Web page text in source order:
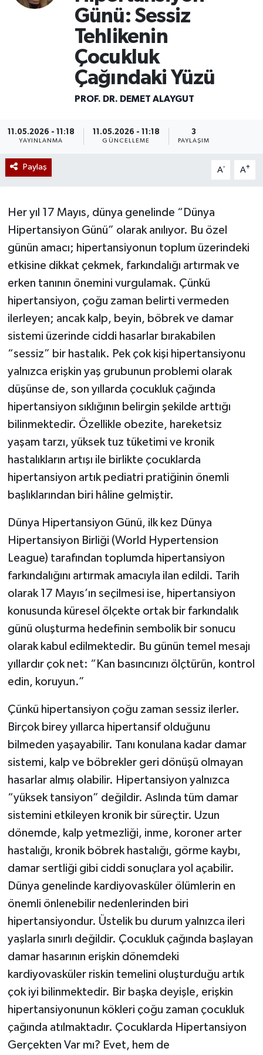
Günü: Sessiz
Tehlikenin
Çocukluk
Çağındaki Yüzü
PROF. DR. DEMET ALAYGUT
11.05.2026 - 11:18
YAYINLANMA
11.05.2026 - 11:18
GÜNCELLEME
3
PAYLAŞIM
Paylaş A- A+
Her yıl 17 Mayıs, dünya genelinde “Dünya
Hipertansiyon Günü” olarak anılıyor. Bu özel
günün amacı; hipertansiyonun toplum üzerindeki
etkisine dikkat çekmek, farkındalığı artırmak ve
erken tanının önemini vurgulamak. Çünkü
hipertansiyon, çoğu zaman belirti vermeden
ilerleyen; ancak kalp, beyin, böbrek ve damar
sistemi üzerinde ciddi hasarlar bırakabilen
“sessiz” bir hastalık. Pek çok kişi hipertansiyonu
yalnızca erişkin yaş grubunun problemi olarak
düşünse de, son yıllarda çocukluk çağında
hipertansiyon sıklığının belirgin şekilde arttığı
bilinmektedir. Özellikle obezite, hareketsiz
yaşam tarzı, yüksek tuz tüketimi ve kronik
hastalıkların artışı ile birlikte çocuklarda
hipertansiyon artık pediatri pratiğinin önemli
başlıklarından biri hâline gelmiştir.
Dünya Hipertansiyon Günü, ilk kez Dünya
Hipertansiyon Birliği (World Hypertension
League) tarafından toplumda hipertansiyon
farkındalığını artırmak amacıyla ilan edildi. Tarih
olarak 17 Mayıs’ın seçilmesi ise, hipertansiyon
konusunda küresel ölçekte ortak bir farkındalık
günü oluşturma hedefinin sembolik bir sonucu
olarak kabul edilmektedir. Bu günün temel mesajı
yıllardır çok net: “Kan basıncınızı ölçtürün, kontrol
edin, koruyun.”
Çünkü hipertansiyon çoğu zaman sessiz ilerler.
Birçok birey yıllarca hipertansif olduğunu
bilmeden yaşayabilir. Tanı konulana kadar damar
sistemi, kalp ve böbrekler geri dönüşü olmayan
hasarlar almış olabilir. Hipertansiyon yalnızca
“yüksek tansiyon” değildir. Aslında tüm damar
sistemini etkileyen kronik bir süreçtir. Uzun
dönemde, kalp yetmezliği, inme, koroner arter
hastalığı, kronik böbrek hastalığı, görme kaybı,
damar sertliği gibi ciddi sonuçlara yol açabilir.
Dünya genelinde kardiyovasküler ölümlerin en
önemli önlenebilir nedenlerinden biri
hipertansiyondur. Üstelik bu durum yalnızca ileri
yaşlarla sınırlı değildir. Çocukluk çağında başlayan
damar hasarının erişkin dönemdeki
kardiyovasküler riskin temelini oluşturduğu artık
çok iyi bilinmektedir. Bir başka deyişle, erişkin
hipertansiyonunun kökleri çoğu zaman çocukluk
çağında atılmaktadır. Çocuklarda Hipertansiyon
Gerçekten Var mı? Evet, hem de
Mevzuat